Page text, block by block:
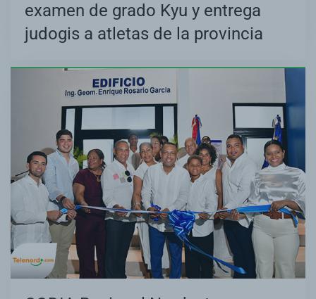
examen de grado Kyu y entrega
judogis a atletas de la provincia